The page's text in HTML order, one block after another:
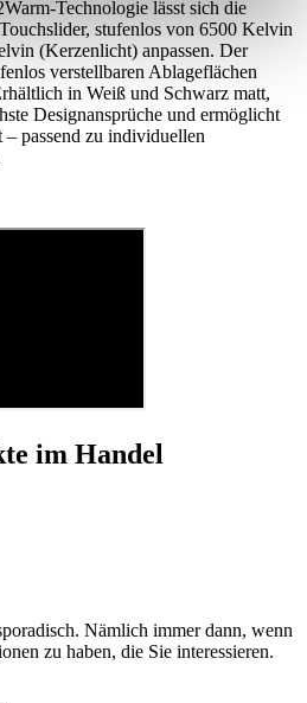
Technologie lässt sich die
stufenlos von 6500 Kelvin
(Kerzenlicht) anpassen. Der
verstellbaren Ablageflächen
in Weiß und Schwarz matt,
Designansprüche und ermöglicht
passend zu individuellen
im Handel
Nämlich immer dann, wenn
zu haben, die Sie interessieren.